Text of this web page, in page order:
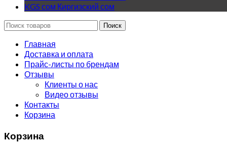
KGS сом Киргизский сом
Поиск
Главная
Доставка и оплата
Прайс-листы по брендам
Отзывы
Клиенты о нас
Видео отзывы
Контакты
Корзина
Корзина